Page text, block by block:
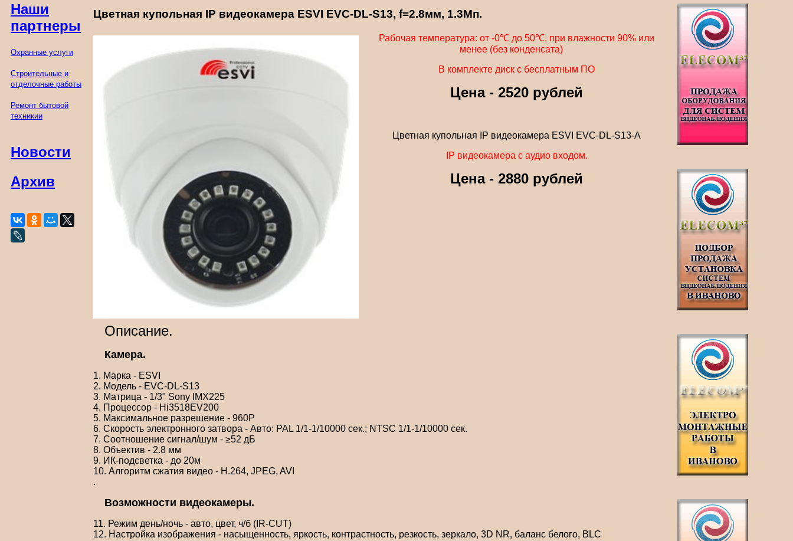
Наши
партнеры
Охранные услуги
Строительные и
отделочные работы
Ремонт бытовой
техникии
Новости
Архив
Цветная купольная IP видеокамера ESVI EVC-DL-S13, f=2.8мм, 1.3Мп.
Рабочая температура: от -0℃ до 50℃, при влажности 90% или
менее (без конденсата)
В комплекте диск с бесплатным ПО
Цена - 2520 рублей
Цветная купольная IP видеокамера ESVI EVC-DL-S13-A
IP видеокамера с аудио входом.
Цена - 2880 рублей
Описание.
Камера.
1. Марка - ESVI
2. Модель - EVC-DL-S13
3. Матрица - 1/3" Sony IMX225
4. Процессор - Hi3518EV200
5. Максимальное разрешение - 960P
6. Скорость электронного затвора - Авто: PAL 1/1-1/10000 сек.; NTSC 1/1-1/10000 сек.
7. Соотношение сигнал/шум - ≥52 дБ
8. Объектив - 2.8 мм
9. ИК-подсветка - до 20м
10. Алгоритм сжатия видео - H.264, JPEG, AVI
.
Возможности видеокамеры.
11. Режим день/ночь - авто, цвет, ч/б (IR-CUT)
12. Настройка изображения - насыщенность, яркость, контрастность, резкость, зеркало, 3D NR, баланс белого, BLC